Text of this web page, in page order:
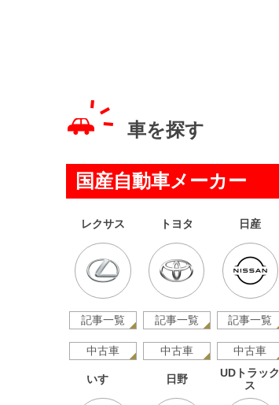
車を探す
国産自動車メーカー
レクサス
記事一覧
中古車
トヨタ
記事一覧
中古車
日産
記事一覧
中古車
いすゞ 日野
UDトラック
ス